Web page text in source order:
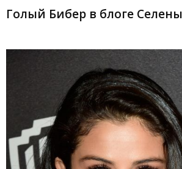
Голый Бибер в блоге